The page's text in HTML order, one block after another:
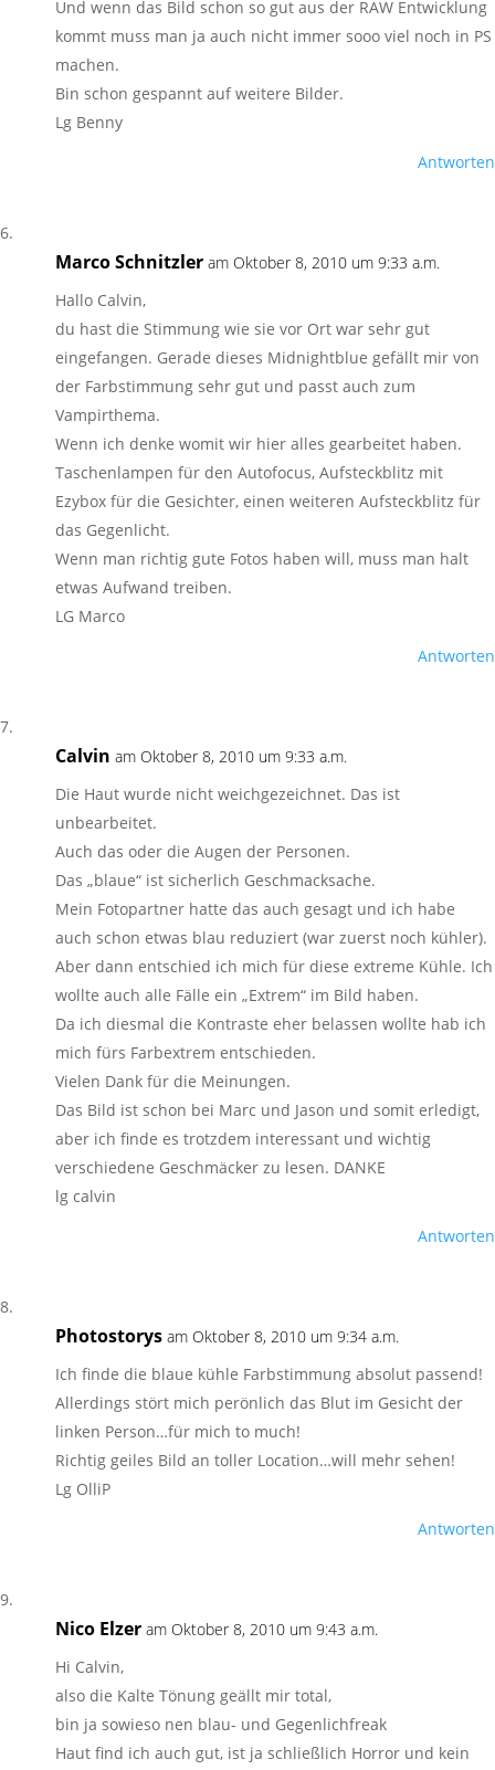
Und wenn das Bild schon so gut aus der RAW Entwicklung
kommt muss man ja auch nicht immer sooo viel noch in PS
machen.
Bin schon gespannt auf weitere Bilder.
Lg Benny
Antworten
Marco Schnitzler am Oktober 8, 2010 um 9:33 a.m.
Hallo Calvin,
du hast die Stimmung wie sie vor Ort war sehr gut
eingefangen. Gerade dieses Midnightblue gefällt mir von
der Farbstimmung sehr gut und passt auch zum
Vampirthema.
Wenn ich denke womit wir hier alles gearbeitet haben.
Taschenlampen für den Autofocus, Aufsteckblitz mit
Ezybox für die Gesichter, einen weiteren Aufsteckblitz für
das Gegenlicht.
Wenn man richtig gute Fotos haben will, muss man halt
etwas Aufwand treiben.
LG Marco
Antworten
Calvin am Oktober 8, 2010 um 9:33 a.m.
Die Haut wurde nicht weichgezeichnet. Das ist
unbearbeitet.
Auch das oder die Augen der Personen.
Das „blaue“ ist sicherlich Geschmacksache.
Mein Fotopartner hatte das auch gesagt und ich habe
auch schon etwas blau reduziert (war zuerst noch kühler).
Aber dann entschied ich mich für diese extreme Kühle. Ich
wollte auch alle Fälle ein „Extrem“ im Bild haben.
Da ich diesmal die Kontraste eher belassen wollte hab ich
mich fürs Farbextrem entschieden.
Vielen Dank für die Meinungen.
Das Bild ist schon bei Marc und Jason und somit erledigt,
aber ich finde es trotzdem interessant und wichtig
verschiedene Geschmäcker zu lesen. DANKE
lg calvin
Antworten
Photostorys am Oktober 8, 2010 um 9:34 a.m.
Ich finde die blaue kühle Farbstimmung absolut passend!
Allerdings stört mich perönlich das Blut im Gesicht der
linken Person…für mich to much!
Richtig geiles Bild an toller Location…will mehr sehen!
Lg OlliP
Antworten
Nico Elzer am Oktober 8, 2010 um 9:43 a.m.
Hi Calvin,
also die Kalte Tönung geällt mir total,
bin ja sowieso nen blau- und Gegenlichfreak
Haut find ich auch gut, ist ja schließlich Horror und kein